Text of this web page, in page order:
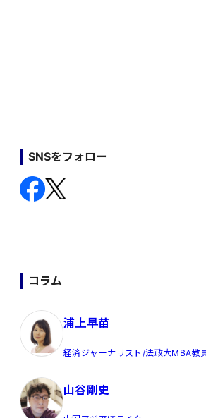
SNSをフォロー
コラム
浦上早苗
経済ジャーナリスト/法政大MBA教
山谷剛史